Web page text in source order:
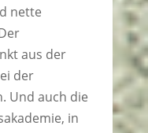
nette
aus der
der
Und auch die
in